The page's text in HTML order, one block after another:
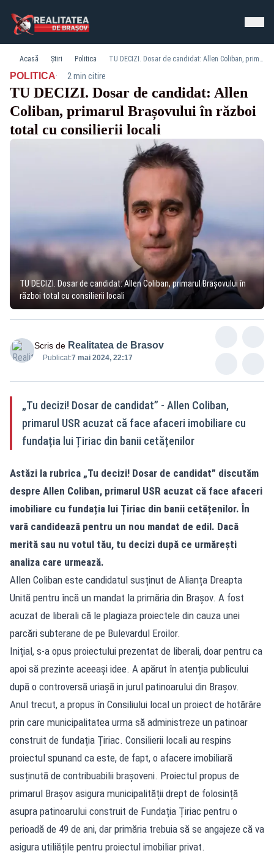
Acasă Știri Politica TU DECIZI. Dosar de candidat: Allen Coliban, primarul Brașovului în război total cu consilierii locali
POLITICA· 2 min citire
TU DECIZI. Dosar de candidat: Allen
Coliban, primarul Brașovului în război
total cu consilierii locali
TU DECIZI. Dosar de candidat: Allen Coliban, primarul Brașovului în
război total cu consilierii locali
Scris de Realitatea de Brasov
Publicat:7 mai 2024, 22:17
„Tu decizi! Dosar de candidat” - Allen Coliban,
primarul USR acuzat că face afaceri imobiliare cu
fundația lui Țiriac din banii cetățenilor
Astăzi la rubrica „Tu decizi! Dosar de candidat” discutăm
despre Allen Coliban, primarul USR acuzat că face afaceri
imobiliare cu fundația lui Țiriac din banii cetățenilor. În
vară candidează pentru un nou mandat de edil. Dacă
merită sau nu votul tău, tu decizi după ce urmărești
analiza care urmează.
Allen Coliban este candidatul susținut de Alianța Dreapta
Unită pentru încă un mandat la primăria din Brașov. A fost
acuzat de liberali că le plagiaza proiectele din cauza unei
parcări subterane de pe Bulevardul Eroilor.
Inițial, s-a opus proiectului prezentat de liberali, doar pentru ca
apoi să prezinte aceeași idee. A apărut în atenția publicului
după o controversă uriașă in jurul patinoarului din Brașov.
Anul trecut, a propus în Consiliului local un proiect de hotărâre
prin care municipalitatea urma să administreze un patinoar
construit de fundația Țiriac. Consilierii locali au respins
proiectul spunand ca este, de fapt, o afacere imobiliară
susținută de contribuabilii brașoveni. Proiectul propus de
primarul Brașov asigura municipalității drept de folosință
asupra patinoarului construit de Fundația Țiriac pentru o
perioadă de 49 de ani, dar primăria trebuia să se angajeze că va
asigura utiliățile pentru proiectul imobiliar privat.